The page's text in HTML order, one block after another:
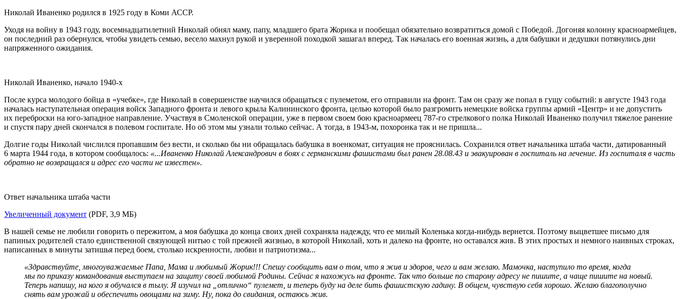
Николай Иваненко родился в 1925 году в Коми АССР.
Уходя на войну в 1943 году, восемнадцатилетний Николай обнял маму, папу, младшего брата Жорика и пообещал обязательно возвратиться домой с Победой. Догоняя колонну красноармейцев,
он последний раз обернулся, чтобы увидеть семью, весело махнул рукой и уверенной походкой зашагал вперед. Так началась его военная жизнь, а для бабушки и дедушки потянулись дни
напряженного ожидания.
Николай Иваненко, начало 1940-х
После курса молодого бойца в «учебке», где Николай в совершенстве научился обращаться с пулеметом, его отправили на фронт. Там он сразу же попал в гущу событий: в августе 1943 года
началась наступательная операция войск Западного фронта и левого крыла Калининского фронта, целью которой было разгромить немецкие войска группы армий «Центр» и не допустить
их переброски на юго-западное направление. Участвуя в Смоленской операции, уже в первом своем бою красноармеец 787-го стрелкового полка Николай Иваненко получил тяжелое ранение
и спустя пару дней скончался в полевом госпитале. Но об этом мы узнали только сейчас. А тогда, в 1943-м, похоронка так и не пришла...
Долгие годы Николай числился пропавшим без вести, и сколько бы ни обращалась бабушка в военкомат, ситуация не прояснилась. Сохранился ответ начальника штаба части, датированный
6 марта 1944 года, в котором сообщалось: «...Иваненко Николай Александрович в боях с германскими фашистами был ранен 28.08.43 и эвакуирован в госпиталь на лечение. Из госпиталя в часть
обратно не возвращался и адрес его части не известен».
Ответ начальника штаба части
Увеличенный документ (PDF, 3,9 МБ)
В нашей семье не любили говорить о пережитом, а моя бабушка до конца своих дней сохраняла надежду, что ее милый Коленька когда-нибудь вернется. Поэтому выцветшее письмо для
папиных родителей стало единственной связующей нитью с той прежней жизнью, в которой Николай, хоть и далеко на фронте, но оставался жив. В этих простых и немного наивных строках,
написанных в минуты затишья перед боем, столько искренности, любви и патриотизма...
«Здравствуйте, многоуважаемые Папа, Мама и любимый Жорик!!! Спешу сообщить вам о том, что я жив и здоров, чего и вам желаю. Мамочка, наступило то время, когда
мы по приказу командования выступаем на защиту своей любимой Родины. Сейчас я нахожусь на фронте. Так что больше по старому адресу не пишите, а чаще пишите на новый.
Теперь напишу, на кого я обучался в тылу. Я изучил на „отлично“ пулемет, и теперь буду на деле бить фашистскую гадину. В общем, чувствую себя хорошо. Желаю благополучно
снять вам урожай и обеспечить овощами на зиму. Ну, пока до свидания, остаюсь жив.